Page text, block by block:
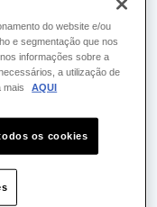
(EER)
do website e/ou
e segmentação que nos
informações sobre a
a utilização de
mais
AQUI
os cookies